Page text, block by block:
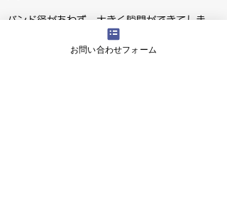
バンド径があわず、大きく隙間ができてしま
お問い合わせフォーム